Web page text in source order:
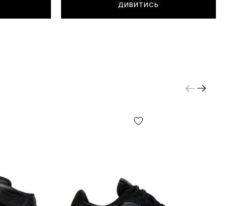
ДИВИТИСЬ